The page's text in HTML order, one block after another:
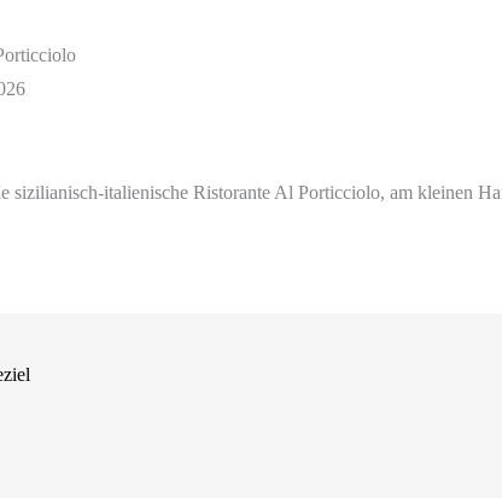
sizilianisch-italienische Ristorante Al Porticciolo, am kleinen